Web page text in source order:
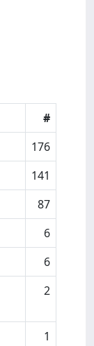
#
176
141
87
6
6
2
1